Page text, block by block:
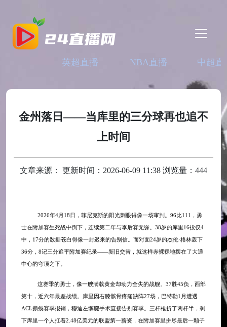
英超直播 NBA直播 中超直
金州落日——当库里的三分球再也追不
上时间
文章来源： 更新时间：2026-06-09 11:38 浏览量：444
2026年4月18日，菲尼克斯的阳光刺眼得像一场审判。96比111，勇
士在附加赛生死战中倒下，连续第二年与季后赛无缘。38岁的库里16投仅4
中，17分的数据苍白得像一封迟来的告别信。而对面24岁的杰伦·格林轰下
36分，8记三分追平附加赛纪录——新旧交替，就这样赤裸裸地摆在了大通
中心的穹顶之下。
这赛季的勇士，像一艘满载黄金却动力全失的战舰。 37胜45负，西部
第十，近六年最差战绩。库里因右膝髌骨疼痛缺阵27场，巴特勒1月遭遇
ACL撕裂赛季报销，穆迪左髌腱手术直接告别赛季。三杆枪折了两杆半，剩
下库里一个人扛着2.48亿美元的联盟第一薪资，在附加赛里拼尽最后一颗子